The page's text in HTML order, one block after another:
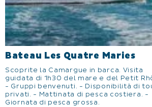
Bateau Les Quatre Maries
Scoprite la Camargue in barca. Visita
guidata di 1h30 del mare e del Petit
- Gruppi benvenuti. - Disponibilità di
privati. - Mattinata di pesca costiera. -
Giornata di pesca grossa.